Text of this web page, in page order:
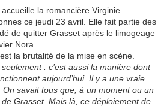
accueille la romancière Virginie
ce jeudi 23 avril. Elle fait partie des
de quitter Grasset après le limogeage
Nora.
la brutalité de la mise en scène.
: c’est aussi la manière dont
aujourd’hui. Il y a une vraie
savait tous que, à un moment ou un
Grasset. Mais là, ce déploiement de